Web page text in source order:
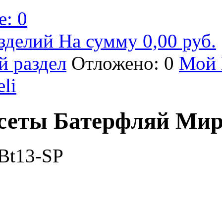
0
На сумму 0,00 руб.
раздел Отложено: 0 Мой
Батерфляй
SP